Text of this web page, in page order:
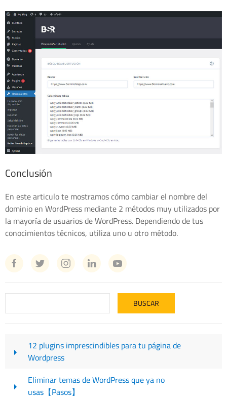
Conclusión
En este articulo te mostramos cómo cambiar el nombre del
dominio en WordPress mediante 2 métodos muy utilizados por
la mayoría de usuarios de WordPress. Dependiendo de tus
conocimientos técnicos, utiliza uno u otro método.
12 plugins imprescindibles para tu página de
Wordpress
Eliminar temas de WordPress que ya no
usas【Pasos】